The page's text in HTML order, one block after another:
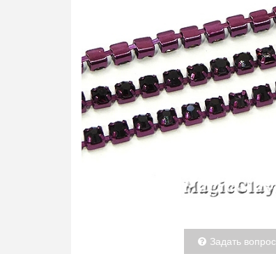
Задать вопрос